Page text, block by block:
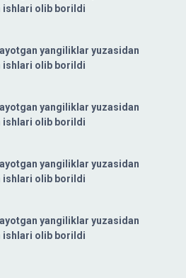
ishlari olib borildi
yangiliklar yuzasidan
ishlari olib borildi
yangiliklar yuzasidan
ishlari olib borildi
yangiliklar yuzasidan
ishlari olib borildi
yangiliklar yuzasidan
ishlari olib borildi